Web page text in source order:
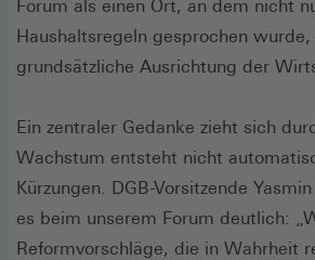
Forum als einen Ort, an dem nicht
Haushaltsregeln gesprochen
grundsätzliche Ausrichtung der
Ein zentraler Gedanke zieht sich
Wachstum entsteht nicht
Kürzungen. DGB-Vorsitzende
es beim unserem Forum deutlich:
Reformvorschläge, die in Wahrheit